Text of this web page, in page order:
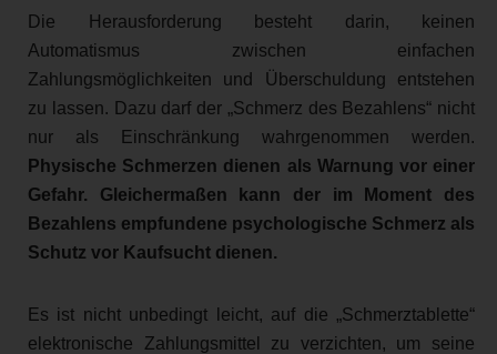
Die Herausforderung besteht darin, keinen
Automatismus zwischen einfachen
Zahlungsmöglichkeiten und Überschuldung entstehen
zu lassen. Dazu darf der „Schmerz des Bezahlens“ nicht
nur als Einschränkung wahrgenommen werden.
Physische Schmerzen dienen als Warnung vor einer
Gefahr. Gleichermaßen kann der im Moment des
Bezahlens empfundene psychologische Schmerz als
Schutz vor Kaufsucht dienen.
Es ist nicht unbedingt leicht, auf die „Schmerztablette“
elektronische Zahlungsmittel zu verzichten, um seine